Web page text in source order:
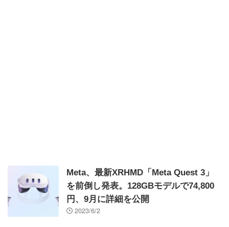
Meta、最新XRHMD「Meta Quest 3」
を前倒し発表。128GBモデルで74,800
円、9月に詳細を公開
2023/6/2